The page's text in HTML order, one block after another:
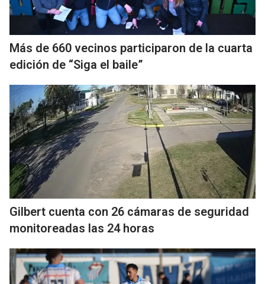
Más de 660 vecinos participaron de la cuarta
edición de “Siga el baile”
Gilbert cuenta con 26 cámaras de seguridad
monitoreadas las 24 horas